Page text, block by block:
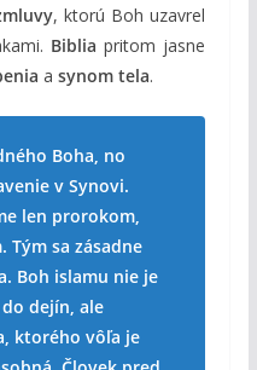
, ktorú Boh uzavrel
Biblia pritom jasne
a synom tela.
Boha, no
v Synovi.
len prorokom,
Tým sa zásadne
Boh islamu nie je
dejín, ale
ktorého vôľa je